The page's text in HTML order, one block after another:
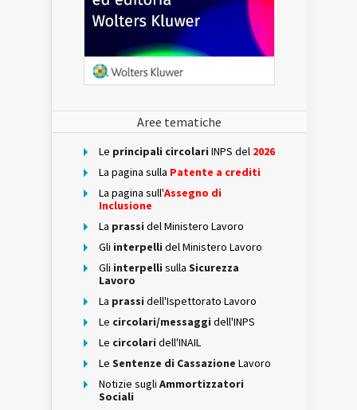
Aree tematiche
Le principali circolari INPS del 2026
La pagina sulla Patente a crediti
La pagina sull'Assegno di
Inclusione
La prassi del Ministero Lavoro
Gli interpelli del Ministero Lavoro
Gli interpelli sulla Sicurezza
Lavoro
La prassi dell'Ispettorato Lavoro
Le circolari/messaggi dell'INPS
Le circolari dell'INAIL
Le Sentenze di Cassazione Lavoro
Notizie sugli Ammortizzatori
Sociali